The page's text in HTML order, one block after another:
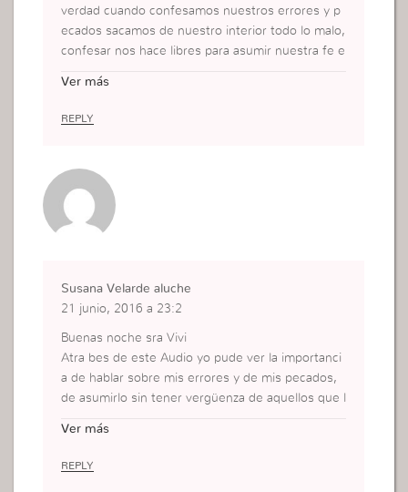
verdad cuando confesamos nuestros errores y p
ecados sacamos de nuestro interior todo lo malo,
confesar nos hace libres para asumir nuestra fe e
Ver más
REPLY
Susana Velarde aluche
21 junio, 2016 a 23:2
Buenas noche sra Vivi
Atra bes de este Audio yo pude ver la importanci
a de hablar sobre mis errores y de mis pecados,
de asumirlo sin tener vergüenza de aquellos que l
Ver más
REPLY